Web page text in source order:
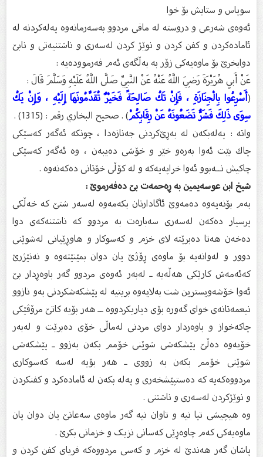
سوپاس و ستایش بۆ خوا
ئەوەی شەرعی و دروستە لە مافی مردوو بەسەرمانەوە پەلەکردنە لە
ئامادەکردن و کفن کردن و نوێژ کردن لەسەری و ناشتنیەتی و نابێ
دوابخرێ بۆ ماوەیەکى زۆر بە بەڵگەى ئەم فەرموودەیە :
عَنْ أَبِي هُرَيْرَةَ رَضِيَ اللَّهُ عَنْهُ عَنْ النَّبِيِّ صَلَّى اللَّهُ عَلَيْهِ وَسَلَّمَ قَالَ :
أَسْرِعُوا بِالْجِنَازَةِ ، فَإِنْ تَكُ صَالِحَةً فَخَيْرٌ تُقَدِّمُونَهَا إِلَيْهِ ، وَإِنْ يَكُ
سِوَى ذَلِكَ فَشَرٌّ تَضَعُونَهُ عَنْ رِقَابِكُمْ) . صحيح البخاري رقم : (1315) .
واتە : پەلەبكەن لە بەڕێ‌كردنی جەنازەدا ، چونكە ئەگەر كەسێكی
چاك بێت ئەوا بەرەو خێر و خۆشی دەیبەن ، وە ئەگەر كەسێكی
چاكیش نــەبوو ئەوا خراپەیەكە و لە كۆڵی خۆتانی دەكەنەوە .
شیخ ابن عوسەیمین بە ڕەحمەت بێ دەفەرموێ :
بەم بۆنەیەوە دەمەوێ ئاگادارتان بکەمەوە لەسەر شتێ کە خەڵکی
پرسیار دەکەن لەسەری سەبارەت بە مردوو کە ناشتنەکەی دوا
دەخەن هەتا دەبرێتە لای خزم و کەسوکار و هاوڕێیانی لەشوێنی
دوور و لەوانەیە بۆ ماوەی ڕۆژێ یان دوان بمێنێتەوە و نەنێژرێ
کەئەمەش کارێکی هەڵەیە ـ لەبەر ئەوەی مردوو گەر باوەڕدار بێ
ئەوا خۆشەویسترین شت بەلایەوە بریتیە لە پێشکەشکردنی بەو نازوو
نیعمەتانەی خوای گەورە بۆی دیاریکردووە ــ هەر بۆیە کاتێ مرۆڤێکی
چاکەخواز و باوەردار دوای مردنی لەماڵی خۆی دەبرێت و لەبەر
خۆیەوە دەڵێ پێشکەشی شوێنی خۆمم بکەن بەزوو ـ پێشکەشی
شوێنی خۆمم بکەن بە زووی ـ هەر بۆیە لەسە کەسوکاری
مردووەکەیە کە دەستپێشخەری و پەلە بکەن لە ئامادەکرد و کفنکردن
و نوێژکردن لەسەری و ناشتنی .
وە هیچیشی تیا نیە و تاوان نیە گەر ماوەی سەعاتێ یان دوان یان
ماوەیەکى کەم چاوەڕێی کەسانی نزیک و خزمانی بکرێ .
پاشان گەر هەندێ لە خزم و کەسى مردووەکە فریاى کفن کردن و